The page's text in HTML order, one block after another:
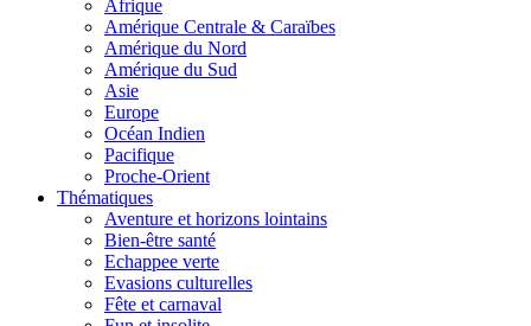
Afrique
Amérique Centrale & Caraïbes
Amérique du Nord
Amérique du Sud
Asie
Europe
Océan Indien
Pacifique
Proche-Orient
Thématiques
Aventure et horizons lointains
Bien-être santé
Echappee verte
Evasions culturelles
Fête et carnaval